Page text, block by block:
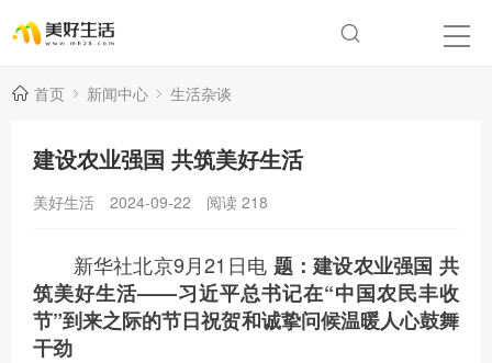
首页 新闻中心 生活杂谈
建设农业强国 共筑美好生活
美好生活 2024-09-22 阅读 218
新华社北京9月21日电 题：建设农业强国 共
筑美好生活——习近平总书记在“中国农民丰收
节”到来之际的节日祝贺和诚挚问候温暖人心鼓舞
干劲